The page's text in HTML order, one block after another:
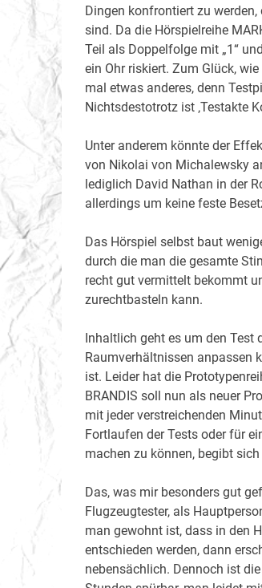
Dingen konfrontiert zu
sind. Da die Hörspielreihe
Teil als Doppelfolge mit „1“
ein Ohr riskiert. Zum Glück,
mal etwas anderes, denn
Nichtsdestotrotz ist ‚Testakte
Unter anderem könnte der
von Nikolai von Michalewsky
lediglich David Nathan in der
allerdings um keine feste
Das Hörspiel selbst baut
durch die man die gesamte
recht gut vermittelt bekommt
zurechtbasteln kann.
Inhaltlich geht es um den Test
Raumverhältnissen anpassen
ist. Leider hat die
BRANDIS soll nun als neuer
mit jeder verstreichenden
Fortlaufen der Tests oder für
machen zu können, begibt
Das, was mir besonders gut
Flugzeugtester, als
man gewohnt ist, dass in den
entschieden werden, dann
nebensächlich. Dennoch ist